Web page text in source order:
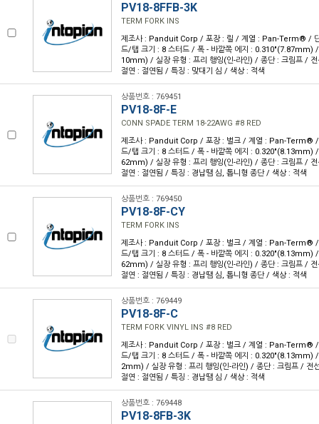
PV18-8FFB-3K
TERM FORK INS
제조사 : Panduit Corp / 포장 : 릴 / 계열 : Pan-Term® /
드/탭 크기 : 8 스터드 / 폭 - 바깥쪽 에지 : 0.310"(7.87mm)
10mm) / 실장 유형 : 프리 행잉(인-라인) / 종단 : 크림프 /
절연 : 절연됨 / 특징 : 맞대기 심 / 색상 : 적색
상품번호 : 769451
PV18-8F-E
CONN SPADE TERM 18-22AWG #8 RED
제조사 : Panduit Corp / 포장 : 벌크 / 계열 : Pan-Term® /
드/탭 크기 : 8 스터드 / 폭 - 바깥쪽 에지 : 0.320"(8.13mm)
62mm) / 실장 유형 : 프리 행잉(인-라인) / 종단 : 크림프 /
절연 : 절연됨 / 특징 : 경납땜 심, 톱니형 종단 / 색상 : 적색
상품번호 : 769450
PV18-8F-CY
TERM FORK INS
제조사 : Panduit Corp / 포장 : 벌크 / 계열 : Pan-Term® /
드/탭 크기 : 8 스터드 / 폭 - 바깥쪽 에지 : 0.320"(8.13mm)
62mm) / 실장 유형 : 프리 행잉(인-라인) / 종단 : 크림프 /
절연 : 절연됨 / 특징 : 경납땜 심, 톱니형 종단 / 색상 : 적색
상품번호 : 769449
PV18-8F-C
TERM FORK VINYL INS #8 RED
제조사 : Panduit Corp / 포장 : 벌크 / 계열 : Pan-Term® /
드/탭 크기 : 8 스터드 / 폭 - 바깥쪽 에지 : 0.320"(8.13mm)
2mm) / 실장 유형 : 프리 행잉(인-라인) / 종단 : 크림프 / 전
절연 : 절연됨 / 특징 : 경납땜 심 / 색상 : 적색
상품번호 : 769448
PV18-8FB-3K